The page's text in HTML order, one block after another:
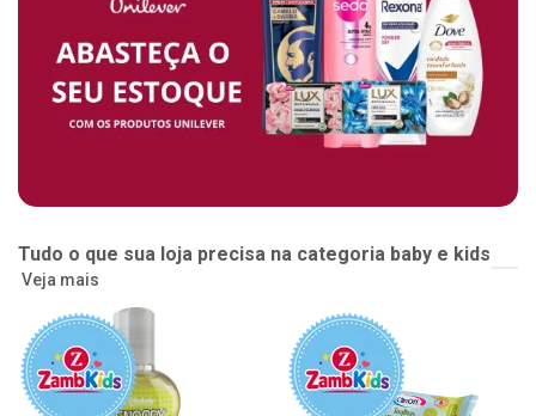
Tudo o que sua loja precisa na categoria baby e kids
Veja mais